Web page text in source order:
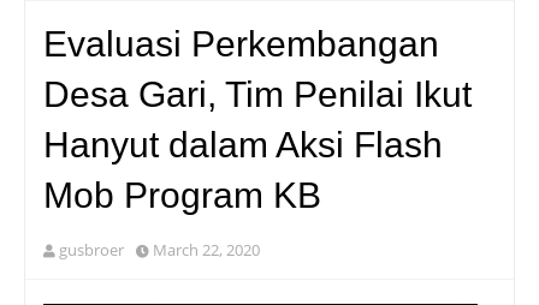
Evaluasi Perkembangan
Desa Gari, Tim Penilai Ikut
Hanyut dalam Aksi Flash
Mob Program KB
gusbroer March 22, 2020